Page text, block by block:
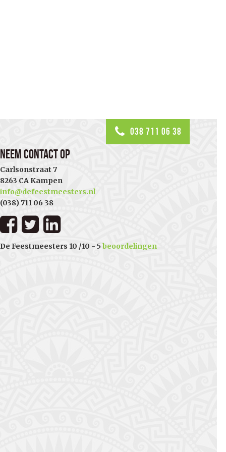
038 711 06 38
Neem contact op
Carlsonstraat 7
8263 CA Kampen
info@defeestmeesters.nl
(038) 711 06 38
De Feestmeesters 10 /10 - 5beoordelingen